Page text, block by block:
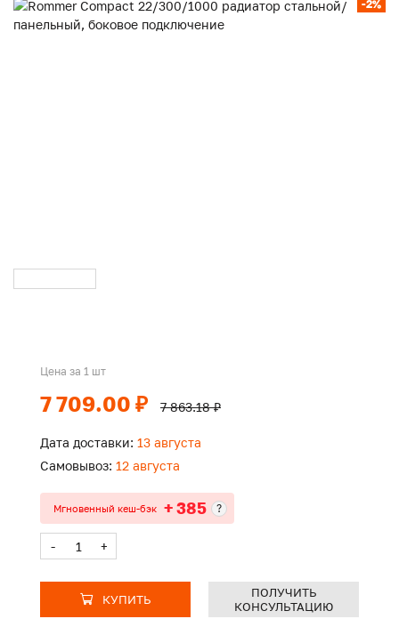
-2%
Цена за 1 шт
7 709.00 ₽ 7 863.18 ₽
Дата доставки: 13 августа
Самовывоз: 12 августа
Мгновенный кеш-бэк + 385 ?
- +
КУПИТЬ
ПОЛУЧИТЬ
КОНСУЛЬТАЦИЮ